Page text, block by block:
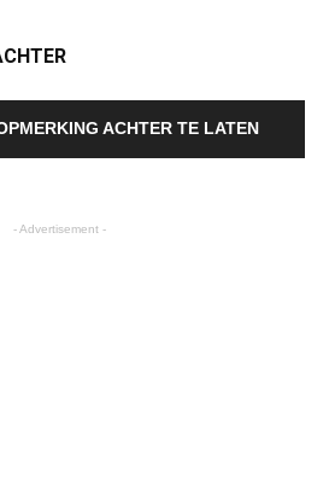
ACHTER TE LATEN
- Advertisement -